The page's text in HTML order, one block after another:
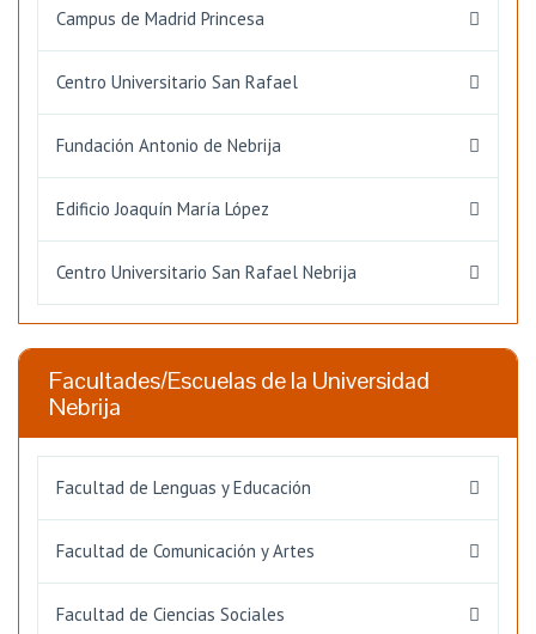
Campus de Madrid Princesa
Centro Universitario San Rafael
Fundación Antonio de Nebrija
Edificio Joaquín María López
Centro Universitario San Rafael Nebrija
Facultades/Escuelas de la Universidad
Nebrija
Facultad de Lenguas y Educación
Facultad de Comunicación y Artes
Facultad de Ciencias Sociales